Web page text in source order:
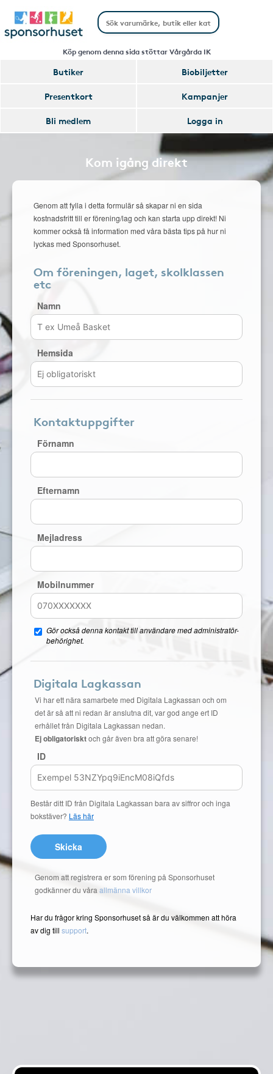
Köp genom denna sida stöttar Vårgårda IK
Butiker
Biobiljetter
Presentkort
Kampanjer
Bli medlem
Logga in
Kom igång direkt
Genom att fylla i detta formulär så skapar ni en sida
kostnadsfritt till er förening/lag och kan starta upp direkt! Ni
kommer också få information med våra bästa tips på hur ni
lyckas med Sponsorhuset.
Om föreningen, laget, skolklassen
etc
Namn
Hemsida
Kontaktuppgifter
Förnamn
Efternamn
Mejladress
Mobilnummer
Gör också denna kontakt till användare med administratör-
behörighet.
Digitala Lagkassan
Vi har ett nära samarbete med Digitala Lagkassan och om
det är så att ni redan är anslutna dit, var god ange ert ID
erhållet från Digitala Lagkassan nedan.
Ej obligatorisktoch går även bra att göra senare!
ID
Består ditt ID från Digitala Lagkassan bara av siffror och inga
bokstäver? Läs här
Skicka
Genom att registrera er som förening på Sponsorhuset
godkänner du våra allmänna villkor
Har du frågor kring Sponsorhuset så är du välkommen att höra
av dig till support.